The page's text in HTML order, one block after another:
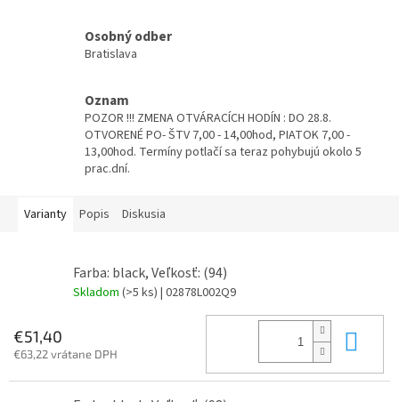
Osobný odber
Bratislava
Oznam
POZOR !!! ZMENA OTVÁRACÍCH HODÍN : DO 28.8.
OTVORENÉ PO- ŠTV 7,00 - 14,00hod, PIATOK 7,00 -
13,00hod. Termíny potlačí sa teraz pohybujú okolo 5
prac.dní.
Varianty Popis Diskusia
Farba: black, Veľkosť: (94)
Skladom (>5 ks) | 02878L002Q9
€51,40
€63,22 vrátane DPH